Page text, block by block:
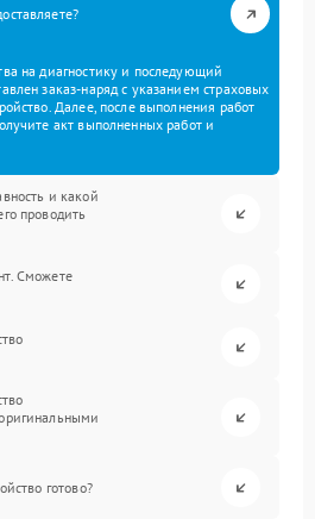
на диагностику и последующий
заказ-наряд с указанием страховых
Далее, после выполнения работ
акт выполненных работ и
и какой
проводить
Сможете
готово?